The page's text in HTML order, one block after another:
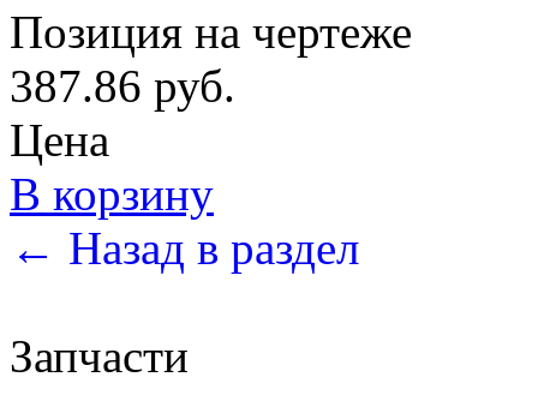
Позиция на чертеже
387.86 руб.
Цена
В корзину
← Назад в раздел
Запчасти